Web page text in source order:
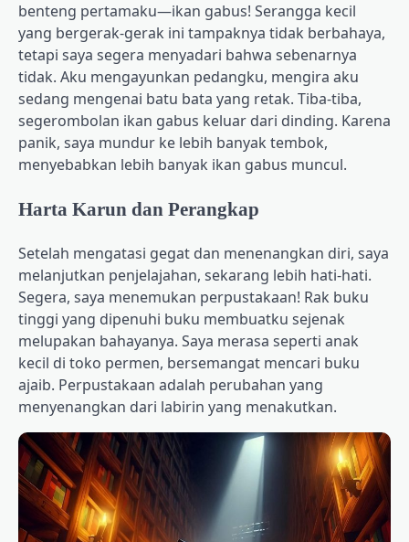
benteng pertamaku—ikan gabus! Serangga kecil
yang bergerak-gerak ini tampaknya tidak berbahaya,
tetapi saya segera menyadari bahwa sebenarnya
tidak. Aku mengayunkan pedangku, mengira aku
sedang mengenai batu bata yang retak. Tiba-tiba,
segerombolan ikan gabus keluar dari dinding. Karena
panik, saya mundur ke lebih banyak tembok,
menyebabkan lebih banyak ikan gabus muncul.
Harta Karun dan Perangkap
Setelah mengatasi gegat dan menenangkan diri, saya
melanjutkan penjelajahan, sekarang lebih hati-hati.
Segera, saya menemukan perpustakaan! Rak buku
tinggi yang dipenuhi buku membuatku sejenak
melupakan bahayanya. Saya merasa seperti anak
kecil di toko permen, bersemangat mencari buku
ajaib. Perpustakaan adalah perubahan yang
menyenangkan dari labirin yang menakutkan.